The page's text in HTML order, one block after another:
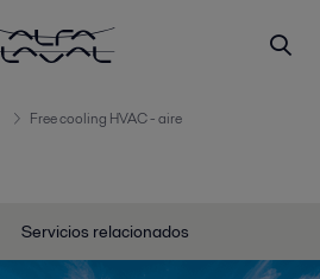
Free cooling HVAC - aire
Servicios relacionados